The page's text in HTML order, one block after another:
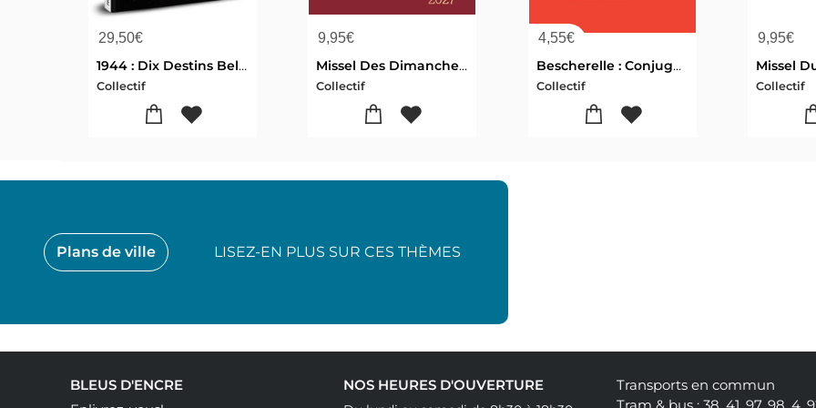
29,50€
1944 : Dix Destins Belges
Collectif
9,95€
Missel Des Dimanches : Traduction Officielle Liturgique (edition 2027)
Collectif
4,55€
Bescherelle : Conjugaison
Collectif
9,95€
Collectif
Plans de ville LISEZ-EN PLUS SUR CES THÈMES
BLEUS D'ENCRE
NOS HEURES D'OUVERTURE
Transports en commun